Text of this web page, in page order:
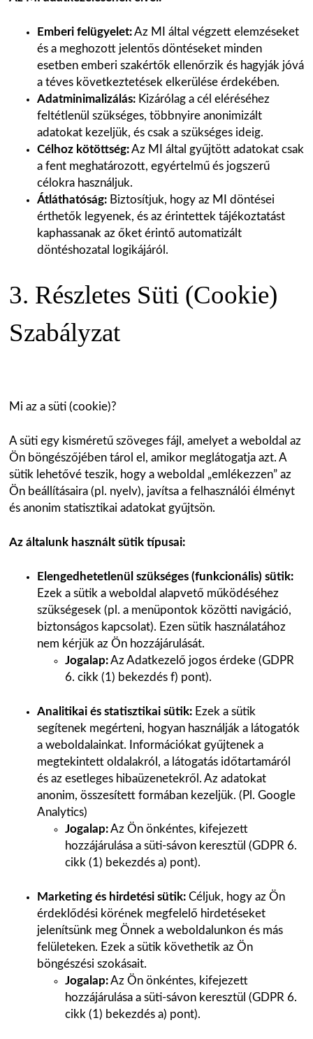
Emberi felügyelet:Az MI által végzett elemzéseket
és a meghozott jelentős döntéseket minden
esetben emberi szakértők ellenőrzik és hagyják jóvá
a téves következtetések elkerülése érdekében.
Adatminimalizálás:Kizárólag a cél eléréséhez
feltétlenül szükséges, többnyire anonimizált
adatokat kezeljük, és csak a szükséges ideig.
Célhoz kötöttség:Az MI által gyűjtött adatokat csak
a fent meghatározott, egyértelmű és jogszerű
célokra használjuk.
Átláthatóság:Biztosítjuk, hogy az MI döntései
érthetők legyenek, és az érintettek tájékoztatást
kaphassanak az őket érintő automatizált
döntéshozatal logikájáról.
3. Részletes Süti (Cookie)
Szabályzat
Mi az a süti (cookie)?
A süti egy kisméretű szöveges fájl, amelyet a weboldal az
Ön böngészőjében tárol el, amikor meglátogatja azt. A
sütik lehetővé teszik, hogy a weboldal „emlékezzen” az
Ön beállításaira (pl. nyelv), javítsa a felhasználói élményt
és anonim statisztikai adatokat gyűjtsön.
Az általunk használt sütik típusai:
Elengedhetetlenül szükséges (funkcionális) sütik:
Ezek a sütik a weboldal alapvető működéséhez
szükségesek (pl. a menüpontok közötti navigáció,
biztonságos kapcsolat). Ezen sütik használatához
nem kérjük az Ön hozzájárulását.
Jogalap:Az Adatkezelő jogos érdeke (GDPR
6. cikk (1) bekezdés f) pont).
Analitikai és statisztikai sütik:Ezek a sütik
segítenek megérteni, hogyan használják a látogatók
a weboldalainkat. Információkat gyűjtenek a
megtekintett oldalakról, a látogatás időtartamáról
és az esetleges hibaüzenetekről. Az adatokat
anonim, összesített formában kezeljük. (Pl. Google
Analytics)
Jogalap:Az Ön önkéntes, kifejezett
hozzájárulása a süti-sávon keresztül (GDPR 6.
cikk (1) bekezdés a) pont).
Marketing és hirdetési sütik:Céljuk, hogy az Ön
érdeklődési körének megfelelő hirdetéseket
jelenítsünk meg Önnek a weboldalunkon és más
felületeken. Ezek a sütik követhetik az Ön
böngészési szokásait.
Jogalap:Az Ön önkéntes, kifejezett
hozzájárulása a süti-sávon keresztül (GDPR 6.
cikk (1) bekezdés a) pont).